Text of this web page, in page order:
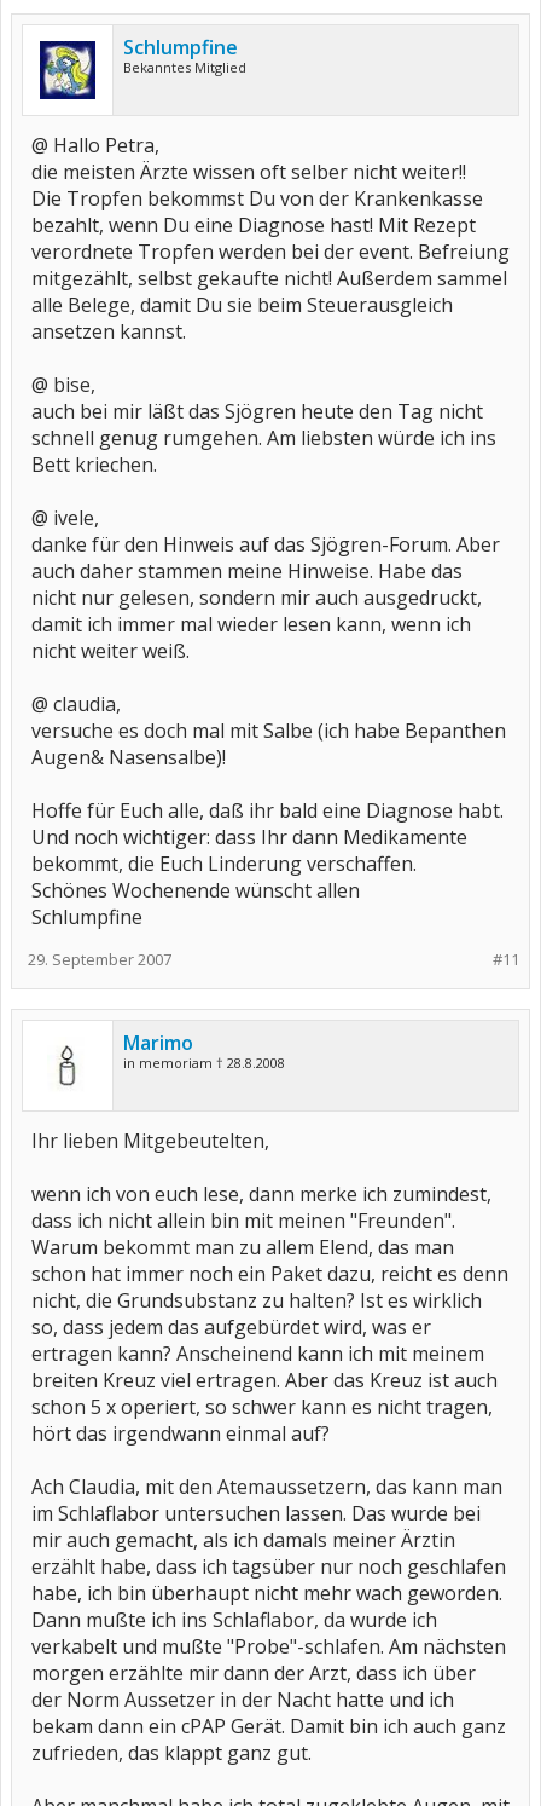
Schlumpfine
Bekanntes Mitglied
@ Hallo Petra,
die meisten Ärzte wissen oft selber nicht weiter!!
Die Tropfen bekommst Du von der Krankenkasse
bezahlt, wenn Du eine Diagnose hast! Mit Rezept
verordnete Tropfen werden bei der event. Befreiung
mitgezählt, selbst gekaufte nicht! Außerdem sammel
alle Belege, damit Du sie beim Steuerausgleich
ansetzen kannst.
@ bise,
auch bei mir läßt das Sjögren heute den Tag nicht
schnell genug rumgehen. Am liebsten würde ich ins
Bett kriechen.
@ ivele,
danke für den Hinweis auf das Sjögren-Forum. Aber
auch daher stammen meine Hinweise. Habe das
nicht nur gelesen, sondern mir auch ausgedruckt,
damit ich immer mal wieder lesen kann, wenn ich
nicht weiter weiß.
@ claudia,
versuche es doch mal mit Salbe (ich habe Bepanthen
Augen& Nasensalbe)!
Hoffe für Euch alle, daß ihr bald eine Diagnose habt.
Und noch wichtiger: dass Ihr dann Medikamente
bekommt, die Euch Linderung verschaffen.
Schönes Wochenende wünscht allen
Schlumpfine
#11
29. September 2007
Marimo
in memoriam † 28.8.2008
Ihr lieben Mitgebeutelten,
wenn ich von euch lese, dann merke ich zumindest,
dass ich nicht allein bin mit meinen "Freunden".
Warum bekommt man zu allem Elend, das man
schon hat immer noch ein Paket dazu, reicht es denn
nicht, die Grundsubstanz zu halten? Ist es wirklich
so, dass jedem das aufgebürdet wird, was er
ertragen kann? Anscheinend kann ich mit meinem
breiten Kreuz viel ertragen. Aber das Kreuz ist auch
schon 5 x operiert, so schwer kann es nicht tragen,
hört das irgendwann einmal auf?
Ach Claudia, mit den Atemaussetzern, das kann man
im Schlaflabor untersuchen lassen. Das wurde bei
mir auch gemacht, als ich damals meiner Ärztin
erzählt habe, dass ich tagsüber nur noch geschlafen
habe, ich bin überhaupt nicht mehr wach geworden.
Dann mußte ich ins Schlaflabor, da wurde ich
verkabelt und mußte "Probe"-schlafen. Am nächsten
morgen erzählte mir dann der Arzt, dass ich über
der Norm Aussetzer in der Nacht hatte und ich
bekam dann ein cPAP Gerät. Damit bin ich auch ganz
zufrieden, das klappt ganz gut.